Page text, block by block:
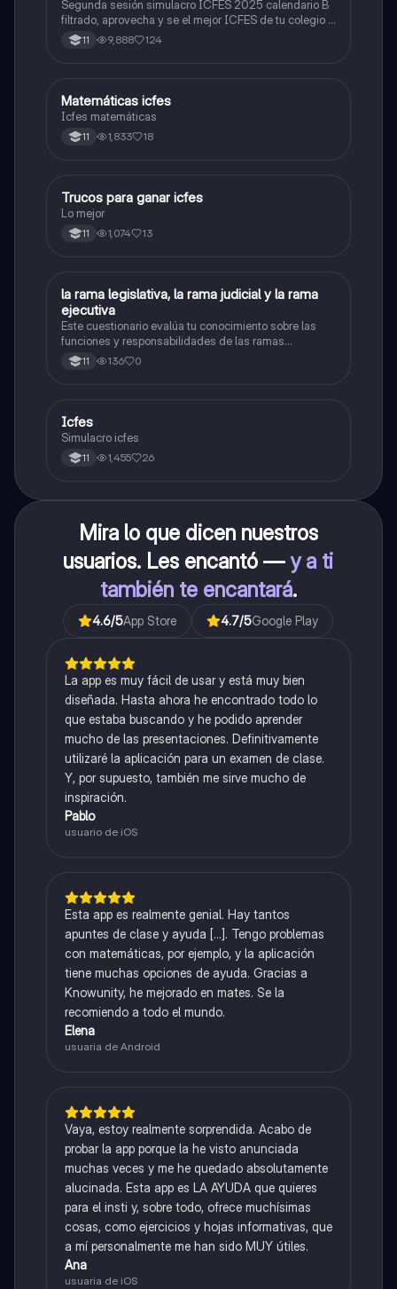
Segunda sesión simulacro ICFES 2025 calendario B
filtrado, aprovecha y se el mejor ICFES de tu colegio y
poder ingresar a universidad, y estudiar aquella
carrera con la que tanto sueñas.
11 9,888 124
ICFES: Matemáticas
Matemáticas icfes
Icfes matemáticas
11 1,833 18
Química
Trucos para ganar icfes
Lo mejor
11 1,074 13
LSociales/Historia
la rama legislativa, la rama judicial y la rama
ejecutiva
Este cuestionario evalúa tu conocimiento sobre las
funciones y responsabilidades de las ramas
legislativa, judicial y ejecutiva.
11 136 0
ICFES: Sociales y Ciudadanas
Icfes
Simulacro icfes
11 1,455 26
Mira lo que dicen nuestros
usuarios. Les encantó —y a ti
también te encantará.
4.6/5App Store 4.7/5Google Play
La app es muy fácil de usar y está muy bien
diseñada. Hasta ahora he encontrado todo lo
que estaba buscando y he podido aprender
mucho de las presentaciones. Definitivamente
utilizaré la aplicación para un examen de clase.
Y, por supuesto, también me sirve mucho de
inspiración.
Pablo
usuario de iOS
Esta app es realmente genial. Hay tantos
apuntes de clase y ayuda [...]. Tengo problemas
con matemáticas, por ejemplo, y la aplicación
tiene muchas opciones de ayuda. Gracias a
Knowunity, he mejorado en mates. Se la
recomiendo a todo el mundo.
Elena
usuaria de Android
Vaya, estoy realmente sorprendida. Acabo de
probar la app porque la he visto anunciada
muchas veces y me he quedado absolutamente
alucinada. Esta app es LA AYUDA que quieres
para el insti y, sobre todo, ofrece muchísimas
cosas, como ejercicios y hojas informativas, que
a mí personalmente me han sido MUY útiles.
Ana
usuaria de iOS